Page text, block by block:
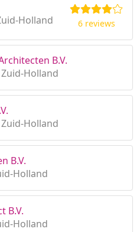
Holland
6 reviews
B.V.
Holland
Holland
B.V.
Holland
B.V.
Holland